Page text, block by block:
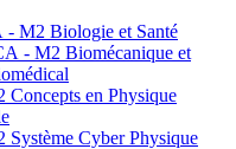
M2 Biologie et Santé
- M2 Biomécanique et
Concepts en Physique
Système Cyber Physique